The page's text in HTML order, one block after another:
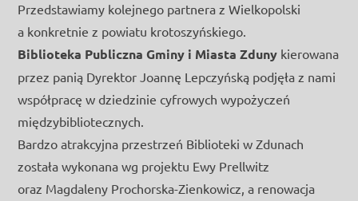
Przedstawiamy kolejnego partnera z Wielkopolski
a konkretnie z powiatu krotoszyńskiego.
Biblioteka Publiczna Gminy i Miasta Zduny kierowana
przez panią Dyrektor Joannę Lepczyńską podjęła z nami
współpracę w dziedzinie cyfrowych wypożyczeń
międzybibliotecznych.
Bardzo atrakcyjna przestrzeń Biblioteki w Zdunach
została wykonana wg projektu Ewy Prellwitz
oraz Magdaleny Prochorska-Zienkowicz, a renowacja